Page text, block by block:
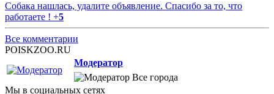
Собака нашлась, удалите объявление. Спасибо за то, что
работаете ! +5
Все комментарии
POISKZOO.RU
Модератор
Все города
Мы в социальных сетях